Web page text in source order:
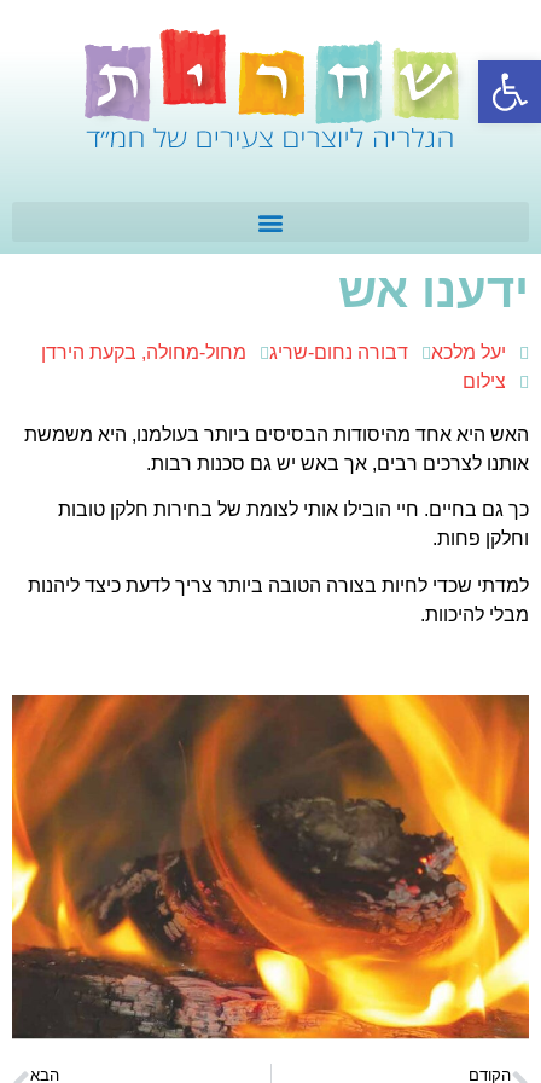
פתח סרגל נגישות
ידענו אש
יעל מלכא דבורה נחום-שריג
מחול-מחולה, בקעת הירדן
צילום
האש היא אחד מהיסודות הבסיסים ביותר בעולמנו, היא משמשת
אותנו לצרכים רבים, אך באש יש גם סכנות רבות.
כך גם בחיים. חיי הובילו אותי לצומת של בחירות חלקן טובות
וחלקן פחות.
למדתי שכדי לחיות בצורה הטובה ביותר צריך לדעת כיצד ליהנות
מבלי להיכוות.
הקודם הבא